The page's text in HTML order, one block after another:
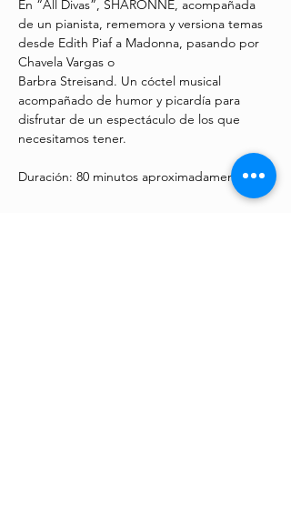
En “All Divas”, SHARONNE, acompañada
de un pianista, rememora y versiona temas
desde Edith Piaf a Madonna, pasando por
Chavela Vargas o
Barbra Streisand. Un cóctel musical
acompañado de humor y picardía para
disfrutar de un espectáculo de los que
necesitamos tener.
Duración: 80 minutos aproximadamente.